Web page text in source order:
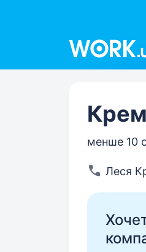
менше 10
Леся